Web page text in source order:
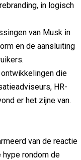
in logisch
van Musk in
en de aansluiting
die
HR-
er het zijne van.
van de reactie
hype rondom de